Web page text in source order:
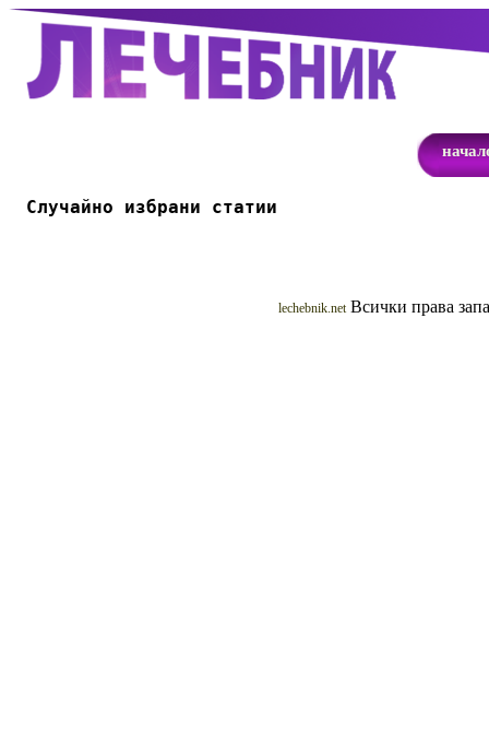
Случайно избрани статии
lechebnik.net Всички права